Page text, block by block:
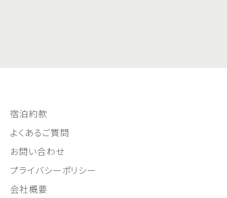
宿泊約款
よくあるご質問
お問い合わせ
プライバシーポリシー
会社概要